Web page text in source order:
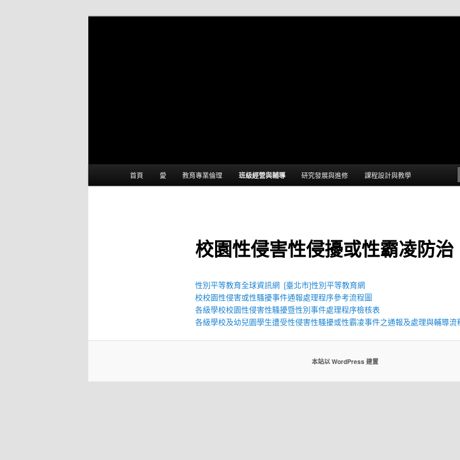
跳到主內容
跳到第二內容
首頁 愛 教育專業倫理 班級經營與輔導 研究發展與進修 課程設計與教學
校園性侵害性侵擾或性霸凌防治
性別平等教育全球資訊網 [臺北市]性別平等教育網
校校園性侵害或性騷擾事件通報處理程序參考流程圖
各級學校校園性侵害性騷擾暨性別事件處理程序檢核表
各級學校及幼兒園學生遭受性侵害性騷擾或性霸凌事件之通報及處理與輔導流
本站以 WordPress 建置